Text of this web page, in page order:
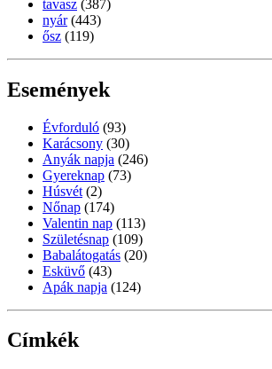
tavasz (387)
nyár (443)
ősz (119)
Események
Évforduló (93)
Karácsony (30)
Anyák napja (246)
Gyereknap (73)
Húsvét (2)
Nőnap (174)
Valentin nap (113)
Születésnap (109)
Babalátogatás (20)
Esküvő (43)
Apák napja (124)
Címkék